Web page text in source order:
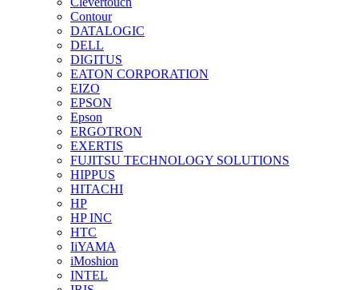
Contour
DATALOGIC
DELL
DIGITUS
EATON CORPORATION
EIZO
EPSON
Epson
ERGOTRON
EXERTIS
FUJITSU TECHNOLOGY SOLUTIONS
HIPPUS
HITACHI
HP
HP INC
HTC
IiYAMA
iMoshion
INTEL